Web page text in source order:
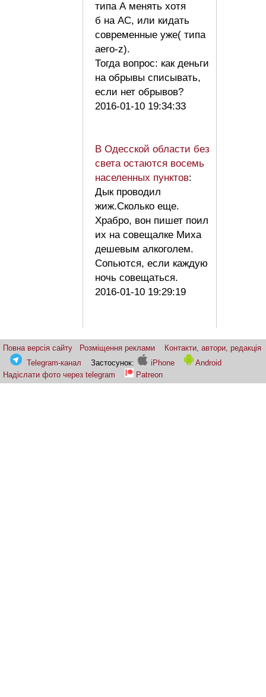
типа А менять хотя
б на АС, или кидать
современные уже( типа
aero-z).
Тогда вопрос: как деньги
на обрывы списывать,
если нет обрывов?
2016-01-10 19:34:33
В Одесской области без
света остаются восемь
населенных пунктов:
Дык проводил
жиж.Сколько еще.
Храбро, вон пишет поил
их на совещалке Миха
дешевым алкоголем.
Сопьются, если каждую
ночь совещаться.
2016-01-10 19:29:19
Повна версія сайту Розміщення реклами
Контакти, автори, редакція
Telegram-канал
Застосунок: iPhone
Android
Надіслати фото через telegram
Patreon